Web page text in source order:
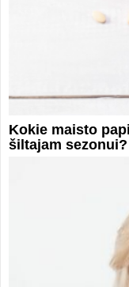
Kokie maisto
šiltajam sezonui?